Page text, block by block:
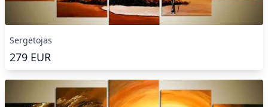
Sergėtojas
279 EUR